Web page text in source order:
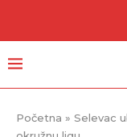
Početna » Selevac